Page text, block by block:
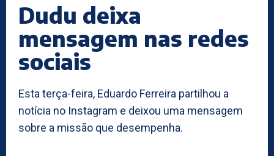
Dudu deixa
mensagem nas redes
sociais
Esta terça-feira, Eduardo Ferreira partilhou a
notícia no Instagram e deixou uma mensagem
sobre a missão que desempenha.